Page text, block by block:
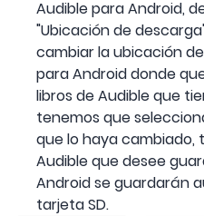
Audible para Android,
"Ubicación de
cambiar la ubicación
para Android donde
libros de Audible que
tenemos que
que lo haya cambiado,
Audible que desee
Android se guardarán
tarjeta SD.